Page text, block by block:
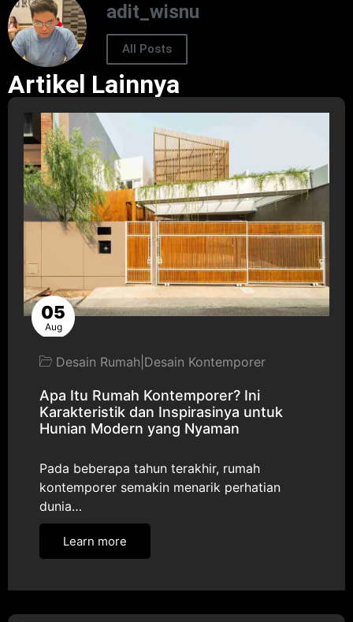
adit_wisnu
All Posts
Artikel Lainnya
05
Aug
Desain Rumah Desain Kontemporer
Apa Itu Rumah Kontemporer? Ini
Karakteristik dan Inspirasinya untuk
Hunian Modern yang Nyaman
Pada beberapa tahun terakhir, rumah
kontemporer semakin menarik perhatian
dunia…
Learn more